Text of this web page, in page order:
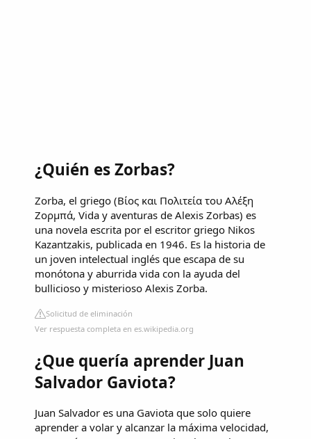
¿Quién es Zorbas?
Zorba, el griego (Βίος και Πολιτεία του Αλέξη
Ζορμπά, Vida y aventuras de Alexis Zorbas) es
una novela escrita por el escritor griego Nikos
Kazantzakis, publicada en 1946. Es la historia de
un joven intelectual inglés que escapa de su
monótona y aburrida vida con la ayuda del
bullicioso y misterioso Alexis Zorba.
Solicitud de eliminación
Ver respuesta completa en es.wikipedia.org
¿Que quería aprender Juan
Salvador Gaviota?
Juan Salvador es una Gaviota que solo quiere
aprender a volar y alcanzar la máxima velocidad,